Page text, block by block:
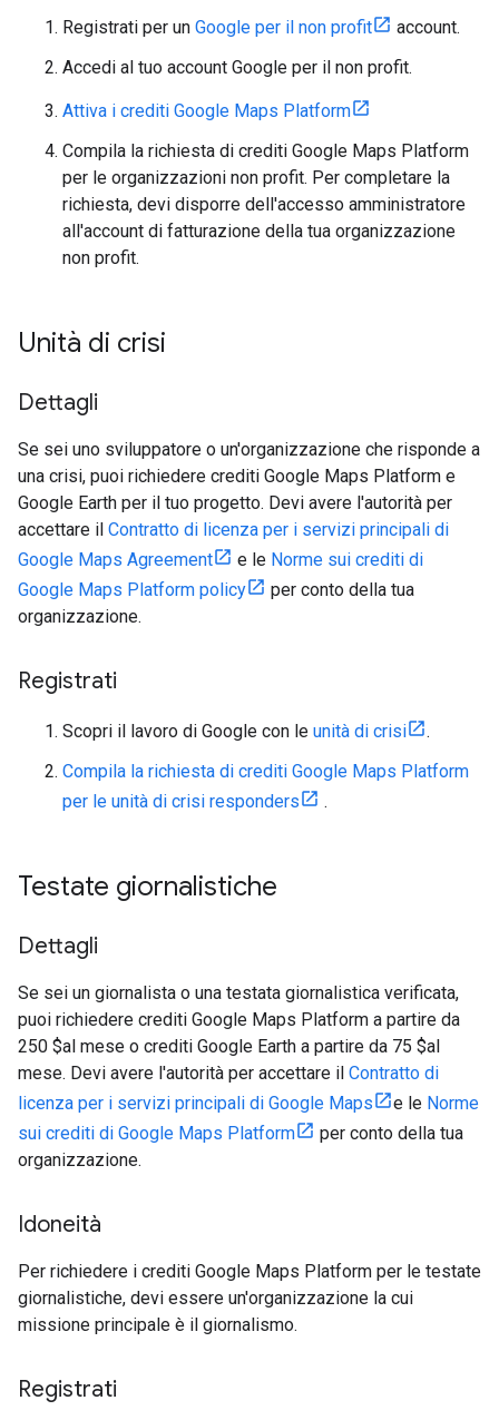
Registrati per un Google per il non profit
account.
Accedi al tuo account Google per il non profit.
Attiva i crediti Google Maps Platform
Compila la richiesta di crediti Google Maps Platform
per le organizzazioni non profit. Per completare la
richiesta, devi disporre dell'accesso amministratore
all'account di fatturazione della tua organizzazione
non profit.
Unità di crisi
Dettagli
Se sei uno sviluppatore o un'organizzazione che risponde a
una crisi, puoi richiedere crediti Google Maps Platform e
Google Earth per il tuo progetto. Devi avere l'autorità per
accettare il Contratto di licenza per i servizi principali di
Google Maps Agreement
e le Norme sui crediti di
Google Maps Platform policy
per conto della tua
organizzazione.
Registrati
Scopri il lavoro di Google con le unità di crisi
.
Compila la richiesta di crediti Google Maps Platform
per le unità di crisi responders
.
Testate giornalistiche
Dettagli
Se sei un giornalista o una testata giornalistica verificata,
puoi richiedere crediti Google Maps Platform a partire da
250 $al mese o crediti Google Earth a partire da 75 $al
mese. Devi avere l'autorità per accettare il Contratto di
licenza per i servizi principali di Google Maps
e le Norme
sui crediti di Google Maps Platform
per conto della tua
organizzazione.
Idoneità
Per richiedere i crediti Google Maps Platform per le testate
giornalistiche, devi essere un'organizzazione la cui
missione principale è il giornalismo.
Registrati